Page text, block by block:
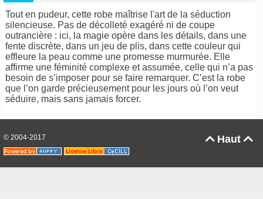
Tout en pudeur, cette robe maîtrise l'art de la séduction
silencieuse. Pas de décolleté exagéré ni de coupe
outrancière : ici, la magie opère dans les détails, dans une
fente discrète, dans un jeu de plis, dans cette couleur qui
effleure la peau comme une promesse murmurée. Elle
affirme une féminité complexe et assumée, celle qui n’a pas
besoin de s’imposer pour se faire remarquer. C’est la robe
que l’on garde précieusement pour les jours où l’on veut
séduire, mais sans jamais forcer.
Haut 
© 2004-2017